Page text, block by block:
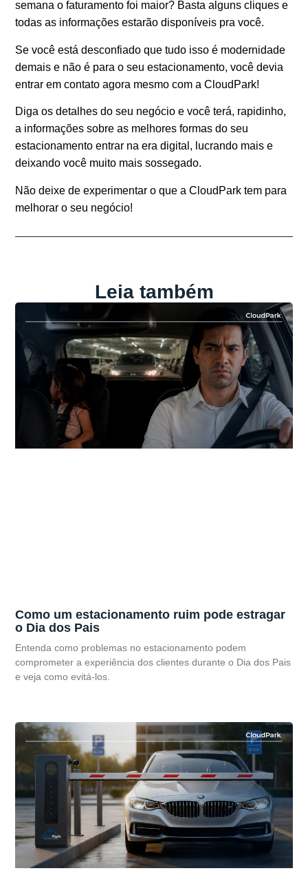
semana o faturamento foi maior? Basta alguns cliques e
todas as informações estarão disponíveis pra você.
Se você está desconfiado que tudo isso é modernidade
demais e não é para o seu estacionamento, você devia
entrar em contato agora mesmo com a CloudPark!
Diga os detalhes do seu negócio e você terá, rapidinho,
a informações sobre as melhores formas do seu
estacionamento entrar na era digital, lucrando mais e
deixando você muito mais sossegado.
Não deixe de experimentar o que a CloudPark tem para
melhorar o seu negócio!
Leia também
Como um estacionamento ruim pode estragar
o Dia dos Pais
Entenda como problemas no estacionamento podem
comprometer a experiência dos clientes durante o Dia dos Pais
e veja como evitá-los.